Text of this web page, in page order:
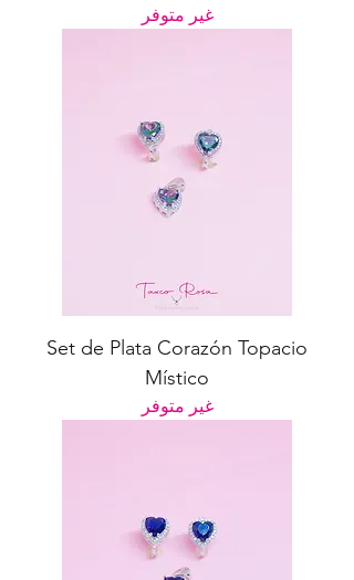
غير متوفر
Set de Plata Corazón Topacio
Místico
غير متوفر